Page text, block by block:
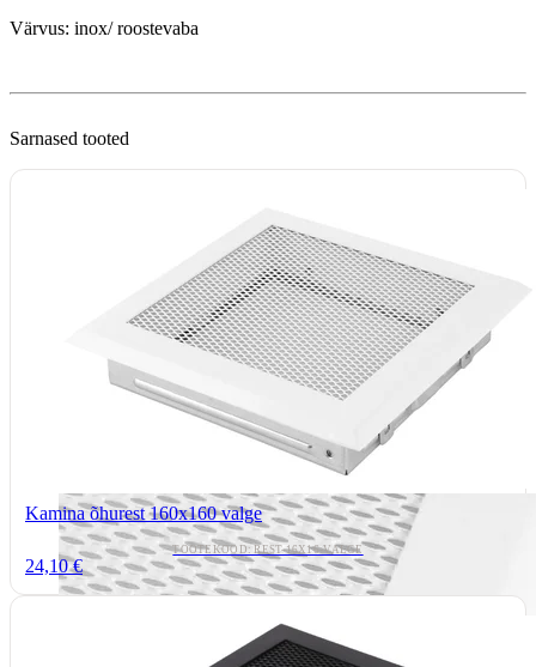
Värvus: inox/ roostevaba
Sarnased tooted
Kamina õhurest 160x160 valge
TOOTEKOOD: REST-16X16-VALGE
24,10 €